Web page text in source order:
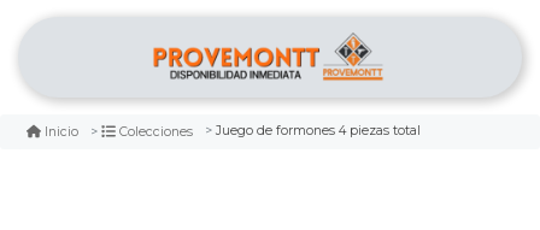
Inicio Colecciones Juego de formones 4 piezas total